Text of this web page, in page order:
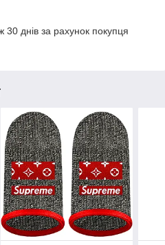
днів за рахунок покупця